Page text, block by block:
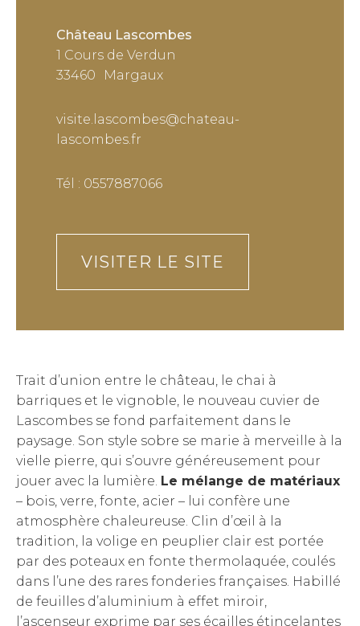
Château Lascombes
1 Cours de Verdun
33460
Margaux
visite.lascombes@chateau-
lascombes.fr
Tél : 0557887066
VISITER LE SITE
Trait d’union entre le château, le chai à
barriques et le vignoble, le nouveau cuvier de
Lascombes se fond parfaitement dans le
paysage. Son style sobre se marie à merveille à la
vielle pierre, qui s’ouvre généreusement pour
jouer avec la lumière. Le mélange de matériaux
– bois, verre, fonte, acier – lui confère une
atmosphère chaleureuse. Clin d’œil à la
tradition, la volige en peuplier clair est portée
par des poteaux en fonte thermolaquée, coulés
dans l’une des rares fonderies françaises. Habillé
de feuilles d’aluminium à effet miroir,
l’ascenseur exprime par ses écailles étincelantes